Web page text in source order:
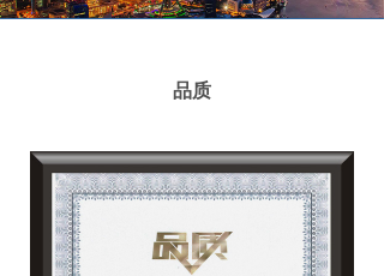
工程案例
品质